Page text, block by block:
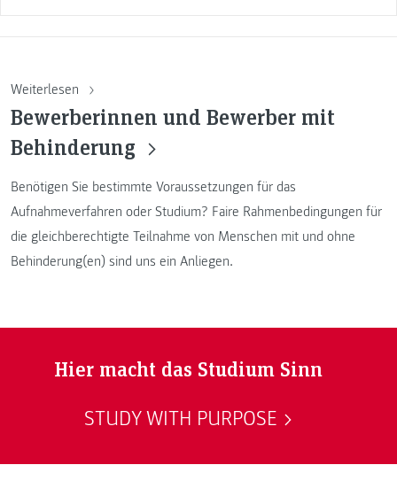
Weiterlesen
Bewerberinnen und Bewerber mit
Behinderung
Benötigen Sie bestimmte Voraussetzungen für das
Aufnahmeverfahren oder Studium? Faire Rahmenbedingungen für
die gleichberechtigte Teilnahme von Menschen mit und ohne
Behinderung(en) sind uns ein Anliegen.
Hier macht das Studium Sinn
STUDY WITH PURPOSE